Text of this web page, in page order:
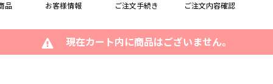
品 お客様情報 ご注文手続き ご注文内容確認
現在カート内に商品はございません。